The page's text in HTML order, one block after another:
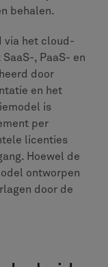
het bijzonder
platform
is slechts de
vereist
en technische